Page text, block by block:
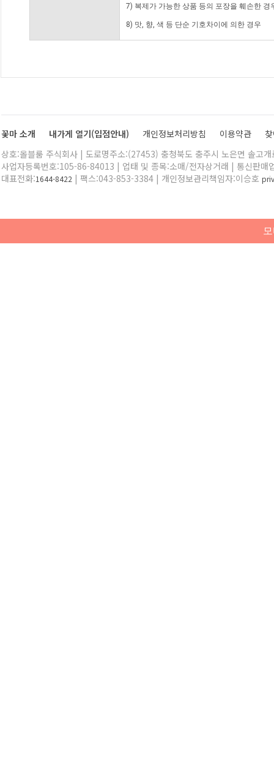
7) 복제가 가능한 상품 등의 포장을 훼손한 경
8) 맛, 향, 색 등 단순 기호차이에 의한 경우
꽃마 소개 내가게 열기(입점안내) 개인정보처리방침 이용약관
상호:올블룸 주식회사 | 도로명주소:(27453) 충청북도 충주시 노은면 솔고
사업자등록번호:105-86-84013 | 업태 및 종목:소매/전자상거래 | 통신판매
대표전화:1644-8422 | 팩스:043-853-3384 | 개인정보관리책임자:이승호